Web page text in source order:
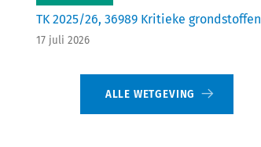
TK 2025/26, 36989 Kritieke grondstoffen
17 juli 2026
ALLE WETGEVING